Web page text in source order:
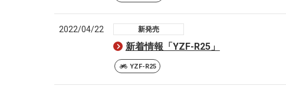
2022/04/22 新発売
新着情報「YZF-R25」
YZF-R25